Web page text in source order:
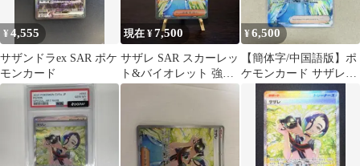
¥4,555
サザンドラex SAR ポケ
モンカード
現在 ¥7,500
サザレ SAR スカーレッ
ト&バイオレット 強化
拡張パック クリムゾン
¥6,500
【簡体字/中国語版】ポ
ケモンカード サザレ